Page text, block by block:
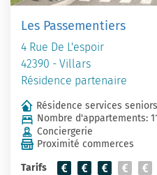
Les Passementiers
4 Rue De L'espoir
42390 - Villars
Résidence partenaire
Résidence services seniors
Nombre d'appartements:
Conciergerie
Proximité commerces
Tarifs